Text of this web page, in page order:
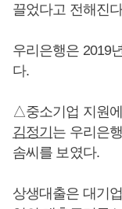
끌었다고 전해진
우리은행은 2019
다.
△중소기업 지원
김정기는 우리은
솜씨를 보였다.
상생대출은 대기